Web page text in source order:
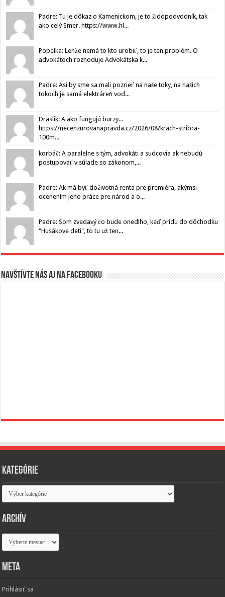
Padre: Tu je dôkaz o Kamenickom, je to židopodvodník, tak
ako celý Smer. https://www.hl...
Popelka: Lenže nemá to kto urobiť, to je ten problém. O
advokátoch rozhoduje Advokátska k...
Padre: Asi by sme sa mali pozrieť na naše toky, na našich
tokoch je samá elektráreň vod...
Draslik: A ako fungujú burzy...
https://necenzurovanapravda.cz/2026/08/krach-stribra-
100m...
korbáč: A paralelne s tým, advokáti a sudcovia ak nebudú
postupovať v súlade so zákonom,...
Padre: Ak má byť doživotná renta pre premiéra, akýmsi
ocenením jeho práce pre národ a o...
Padre: Som zvedavý čo bude onedlho, keď prídu do dôchodku
"Husákove deti", to tu už ten...
Navštívte nás aj na Facebooku
Kategórie
Kategórie
Archív
Archív
Meta
Prihlásiť sa